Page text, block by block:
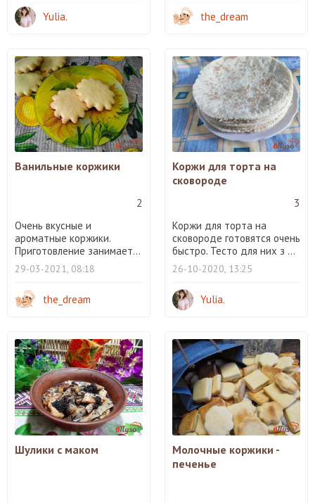
Yulia. the_dream
Ванильные коржики
2
Очень вкусные и
ароматные коржики.
Приготовление занимает...
29-03-2021, 08:18
the_dream
Коржи для торта на
сковороде
3
Коржи для торта на
сковороде готовятся очень
быстро. Тесто для них з ...
26-10-2020, 13:25
Yulia.
Шулики с маком
Молочные коржики -
печенье